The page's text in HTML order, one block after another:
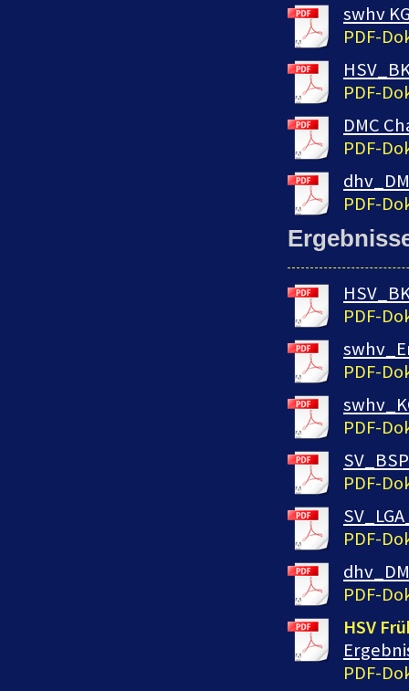
swhv
PDF-
PDF-
DMC
PDF-
PDF-
PDF-
PDF-
PDF-
PDF-
PDF-
PDF-
HSV
PDF-